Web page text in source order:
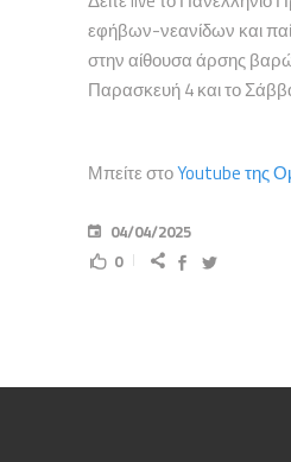
εφήβων-νεανίδων και
στην αίθουσα άρσης
Παρασκευή 4 και το
Μπείτε στοYoutube της
04/04/2025
0